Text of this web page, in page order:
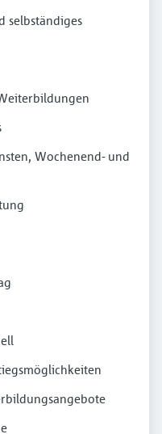
selbständiges
Wochenend- und